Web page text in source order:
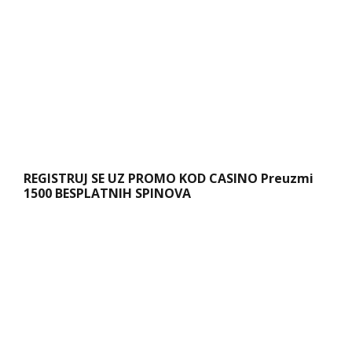
REGISTRUJ SE UZ PROMO KOD CASINO Preuzmi
1500 BESPLATNIH SPINOVA